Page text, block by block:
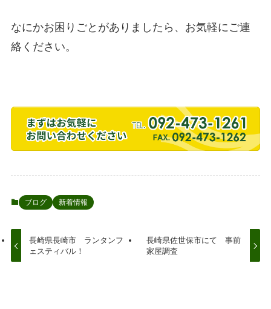
なにかお困りごとがありましたら、お気軽にご連
絡ください。
ブログ 新着情報
長崎県長崎市 ランタンフ
ェスティバル！
長崎県佐世保市にて 事前
家屋調査